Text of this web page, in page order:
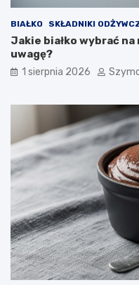
BIAŁKO SKŁADNIKI
Jakie białko wybrać
uwagę?
1 sierpnia 2026